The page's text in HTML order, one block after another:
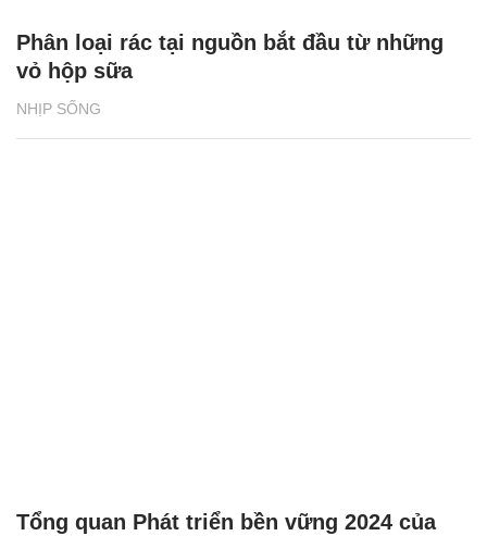
NHỊP SỐNG
Phân loại rác tại nguồn bắt đầu từ những
vỏ hộp sữa
Tổng quan Phát triển bền vững 2024 của